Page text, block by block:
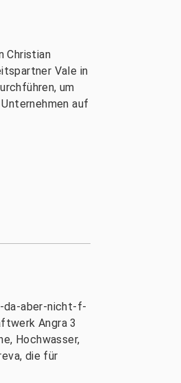
Christian
Vale in
um
auf
da-aber-nicht-f-
Angra 3
Hochwasser,
die für